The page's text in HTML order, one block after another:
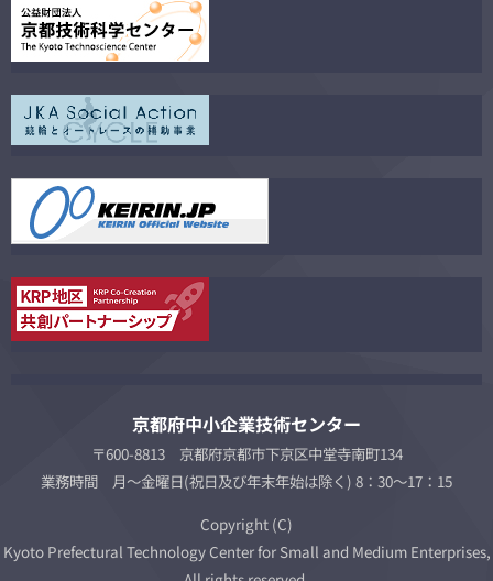
京都府中小企業技術センター
〒600-8813 京都府京都市下京区中堂寺南町134
業務時間 月～金曜日(祝日及び年末年始は除く) 8：30～17：15
Copyright (C)
Kyoto Prefectural Technology Center for Small and Medium Enterprises,